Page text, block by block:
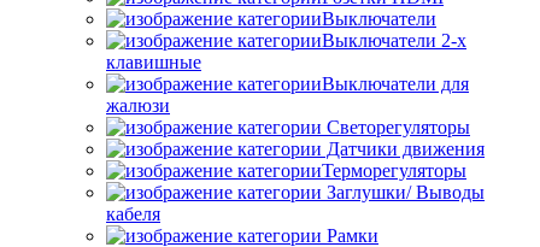
Выключатели
Выключатели 2-х
клавишные
Выключатели для
жалюзи
Светорегуляторы
Датчики движения
Терморегуляторы
Заглушки/ Выводы
кабеля
Рамки